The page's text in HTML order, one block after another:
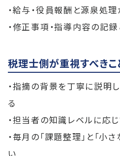
・給与・役員報酬と源泉処
・修正事項・指導内容の記
税理士側が重視すべきこ
・指摘の背景を丁寧に説明
る
・担当者の知識レベルに応
・毎月の「課題整理」と「小
い